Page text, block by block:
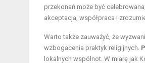
przekonań może być
akceptacja, współpraca i
Warto także zauważyć, że
wzbogacenia praktyk religijnych.
lokalnych wspólnot. W miarę jak